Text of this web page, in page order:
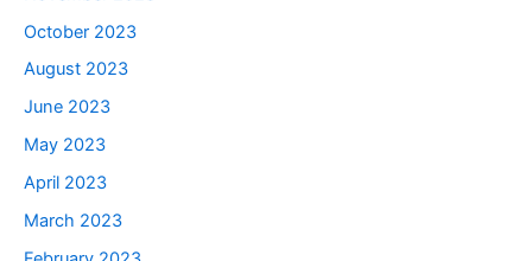
October 2023
August 2023
June 2023
May 2023
April 2023
March 2023